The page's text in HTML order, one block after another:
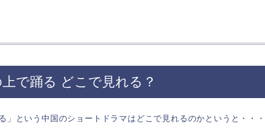
で踊る どこで見れる？
」 という中国のショートドラマはどこで見れるのかというと・・・